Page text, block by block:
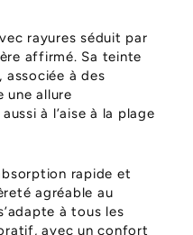
rayures séduit par
affirmé. Sa teinte
associée à des
une allure
à l’aise à la plage
rapide et
agréable au
à tous les
avec un confort